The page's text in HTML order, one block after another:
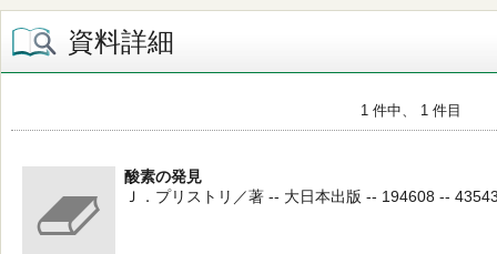
資料詳細
1 件中、 1 件目
酸素の発見
Ｊ．プリストリ／著 -- 大日本出版 -- 194608 --